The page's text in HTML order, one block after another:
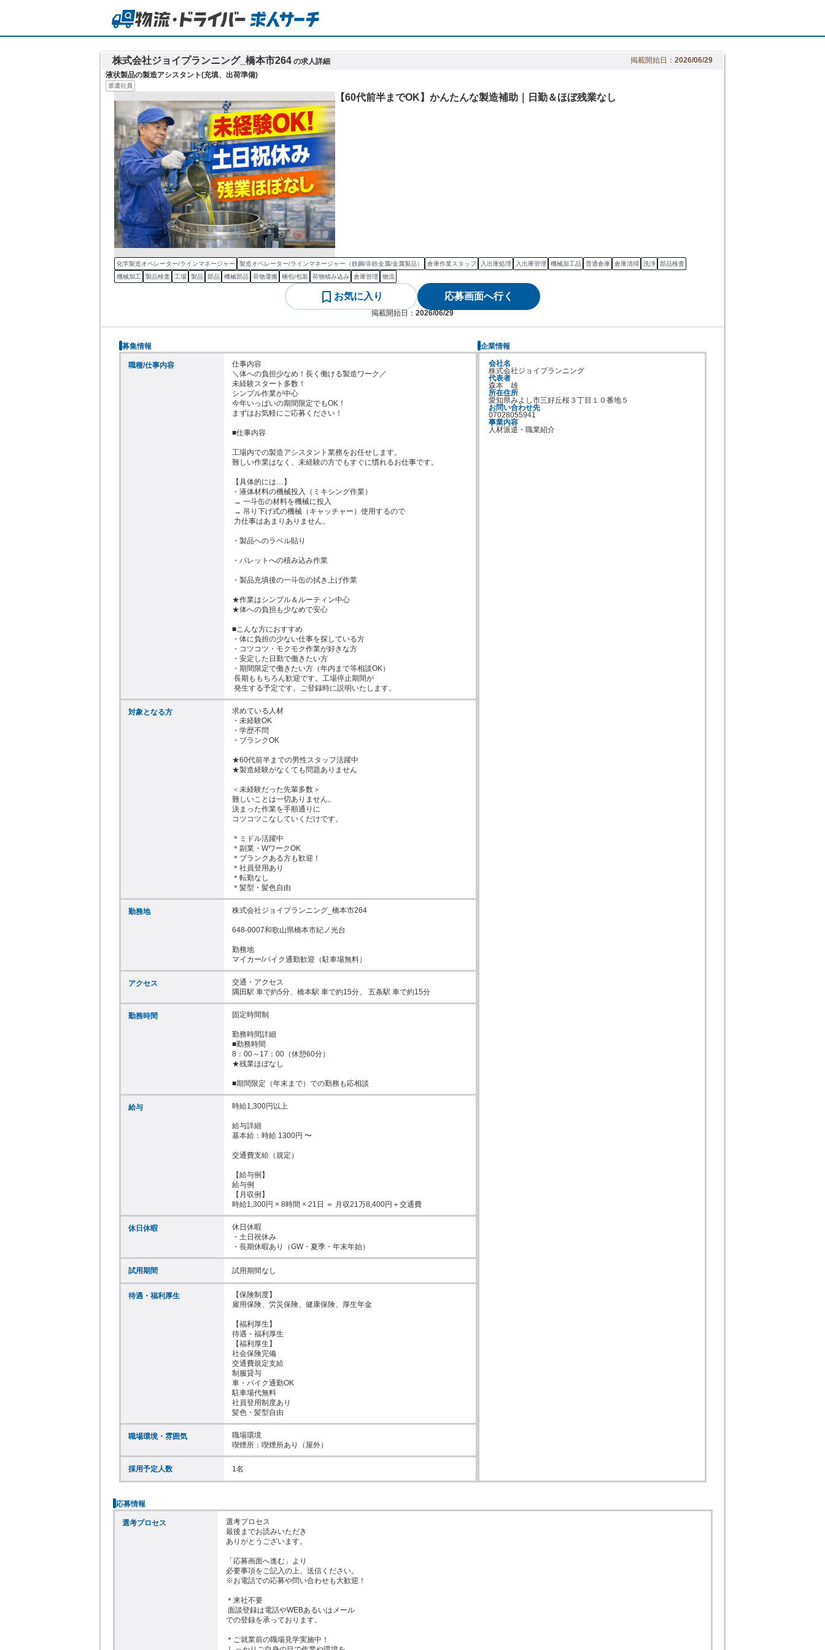
株式会社ジョイプランニング_橋本市264 の求人詳細 掲載開始日： 2026/06/29
液状製品の製造アシスタント(充填、出荷準備)
派遣社員
【60代前半までOK】かんたんな製造補助｜日勤＆ほぼ残業なし
化学製造オペレーター/ラインマネージャー 製造オペレーター/ラインマネージャー（鉄鋼/非鉄金属/金属製品） 倉庫作業スタッフ 入出庫処理 入出庫管理 機械加工品 普通倉庫 倉庫清掃 洗浄
部品検査
機械加工
製品検査 工場 製品 部品 機械部品 荷物運搬 梱包/包装 荷物積み込み 倉庫管理 物流
お気に入り 応募画面へ行く
掲載開始日： 2026/06/29
募集情報
職種/仕事内容
仕事内容
＼体への負担少なめ！長く働ける製造ワーク／
未経験スタート多数！
シンプル作業が中心
今年いっぱいの期間限定でもOK！
まずはお気軽にご応募ください！
■仕事内容
工場内での製造アシスタント業務をお任せします。
難しい作業はなく、未経験の方でもすぐに慣れるお仕事です。
【具体的には…】
・液体材料の機械投入（ミキシング作業）
・製品へのラベル貼り
・パレットへの積み込み作業
・製品充填後の一斗缶の拭き上げ作業
★作業はシンプル＆ルーティン中心
★体への負担も少なめで安心
■こんな方におすすめ
・体に負担の少ない仕事を探している方
・コツコツ・モクモク作業が好きな方
・安定した日勤で働きたい方
・期間限定で働きたい方（年内まで等相談OK）
発生する予定です。ご登録時に説明いたします。
対象となる方
求めている人材
・未経験OK
・学歴不問
・ブランクOK
★60代前半までの男性スタッフ活躍中
★製造経験がなくても問題ありません
＜未経験だった先輩多数＞
難しいことは一切ありません。
決まった作業を手順通りに
コツコツこなしていくだけです。
＊ミドル活躍中
＊副業・WワークOK
＊ブランクある方も歓迎！
＊社員登用あり
＊転勤なし
＊髪型・髪色自由
勤務地 株式会社ジョイプランニング_橋本市264
648-0007和歌山県橋本市紀ノ光台
勤務地
マイカー/バイク通勤歓迎（駐車場無料）
アクセス
交通・アクセス
隅田駅 車で約5分、橋本駅 車で約15分、 五条駅 車で約15分
勤務時間 固定時間制
勤務時間詳細
■勤務時間
8：00～17：00（休憩60分）
★残業ほぼなし
■期間限定（年末まで）での勤務も応相談
給与 時給1,300円以上
給与詳細
基本給：時給 1300円 〜
交通費支給（規定）
【給与例】
給与例
【月収例】
時給1,300円 × 8時間 × 21日 ＝ 月収21万8,400円＋交通費
休日休暇
休日休暇
・土日祝休み
・長期休暇あり（GW・夏季・年末年始）
試用期間 試用期間なし
待遇・福利厚生
【保険制度】
雇用保険、労災保険、健康保険、厚生年金
【福利厚生】
待遇・福利厚生
【福利厚生】
社会保険完備
交通費規定支給
制服貸与
車・バイク通勤OK
駐車場代無料
社員登用制度あり
髪色・髪型自由
職場環境・雰囲気
職場環境
喫煙所：喫煙所あり（屋外）
採用予定人数 1名
企業情報
会社名
株式会社ジョイプランニング
代表者
森本　雄
所在住所
愛知県みよし市三好丘桜３丁目１０番地５
お問い合わせ先
07028055941
事業内容
人材派遣・職業紹介
応募情報
選考プロセス
選考プロセス
最後までお読みいただき
ありがとうございます。
「応募画面へ進む」より
必要事項をご記入の上、送信ください。
※お電話での応募や問い合わせも大歓迎！
＊来社不要
での登録を承っております。
＊ご就業前の職場見学実施中！